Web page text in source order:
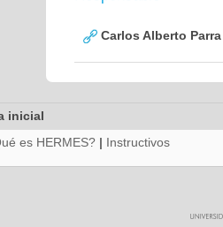
Carlos Alberto
inicial
es HERMES? | Instructivos